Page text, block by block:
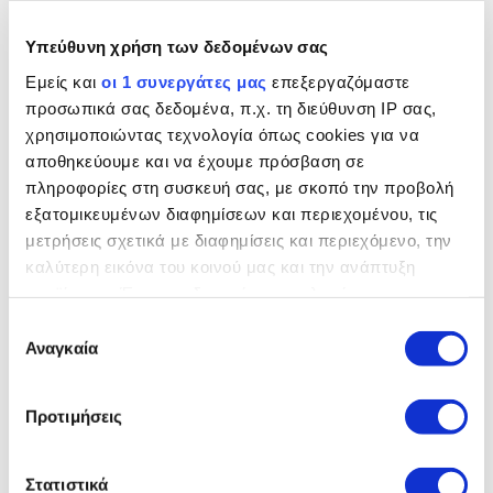
Υπεύθυνη χρήση των δεδομένων σας
Εμείς και οι 1 συνεργάτες μας επεξεργαζόμαστε
προσωπικά σας δεδομένα, π.χ. τη διεύθυνση IP σας,
χρησιμοποιώντας τεχνολογία όπως cookies για να
αποθηκεύουμε και να έχουμε πρόσβαση σε
πληροφορίες στη συσκευή σας, με σκοπό την προβολή
εξατομικευμένων διαφημίσεων και περιεχομένου, τις
μετρήσεις σχετικά με διαφημίσεις και περιεχόμενο, την
καλύτερη εικόνα του κοινού μας και την ανάπτυξη
σκοπούς.
Να συλλέξουμε πληροφορίες σχετικά με τη
είναι ακριβείς σε απόσταση μερικών μέτρων
συγκατάθεσης
Αναγκαία
Προτιμήσεις
Στατιστικά
RANGE ROVER VELAR ELECTRIC HYBRID
- Αυτονομία WLTPέως 63km†